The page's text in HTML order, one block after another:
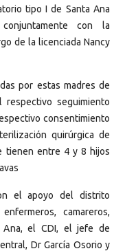
tipo I de Santa Ana
con la
de la licenciada Nancy
por estas madres de
seguimiento
consentimiento
quirúrgica de
tienen entre 4 y 8 hijos
el apoyo del distrito
camareros,
Ana, el CDI, el jefe de
Dr García Osorio y